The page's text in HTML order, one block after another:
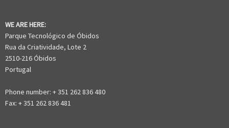
WE ARE HERE:
Parque Tecnológico de Óbidos
Rua da Criatividade, Lote 2
2510-216 Óbidos
Portugal
Phone number: + 351 262 836 480
Fax: + 351 262 836 481